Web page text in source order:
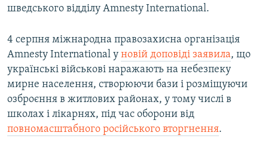
шведського відділу Amnesty International.
4 серпня міжнародна правозахисна організація
Amnesty International у новій доповіді заявила, що
українські військові наражають на небезпеку
мирне населення, створюючи бази і розміщуючи
озброєння в житлових районах, у тому числі в
школах і лікарнях, під час оборони від
повномасштабного російського вторгнення.